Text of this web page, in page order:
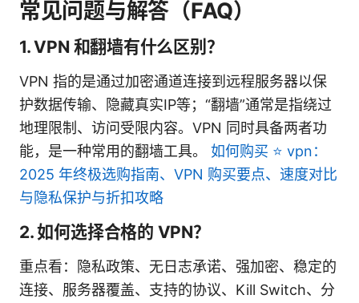
常见问题与解答（FAQ）
1. VPN 和翻墙有什么区别？
VPN 指的是通过加密通道连接到远程服务器以保
护数据传输、隐藏真实IP等；“翻墙”通常是指绕过
地理限制、访问受限内容。VPN 同时具备两者功
能，是一种常用的翻墙工具。 如何购买 ⭐ vpn：
2025 年终极选购指南、VPN 购买要点、速度对比
与隐私保护与折扣攻略
2. 如何选择合格的 VPN？
重点看：隐私政策、无日志承诺、强加密、稳定的
连接、服务器覆盖、支持的协议、Kill Switch、分